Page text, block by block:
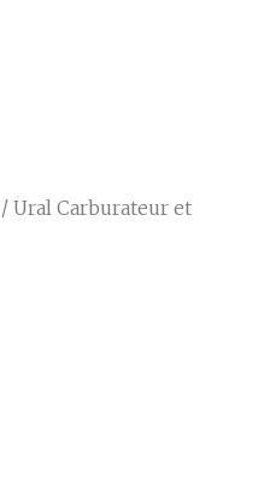
/ Ural Carburateur et